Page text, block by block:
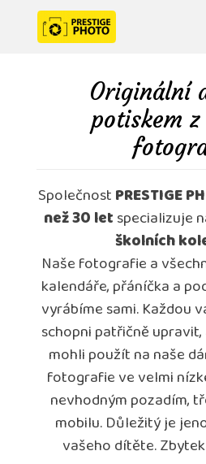
Originální
potiskem z
SpolečnostPRESTIGE
než 30 letspecializuje
školních
Naše fotografie a
kalendáře, přáníčka a
vyrábíme sami. Každou
schopni patřičně
mohli použít na naše
fotografie ve velmi
nevhodným pozadím,
mobilu. Důležitý je
vašeho dítěte.